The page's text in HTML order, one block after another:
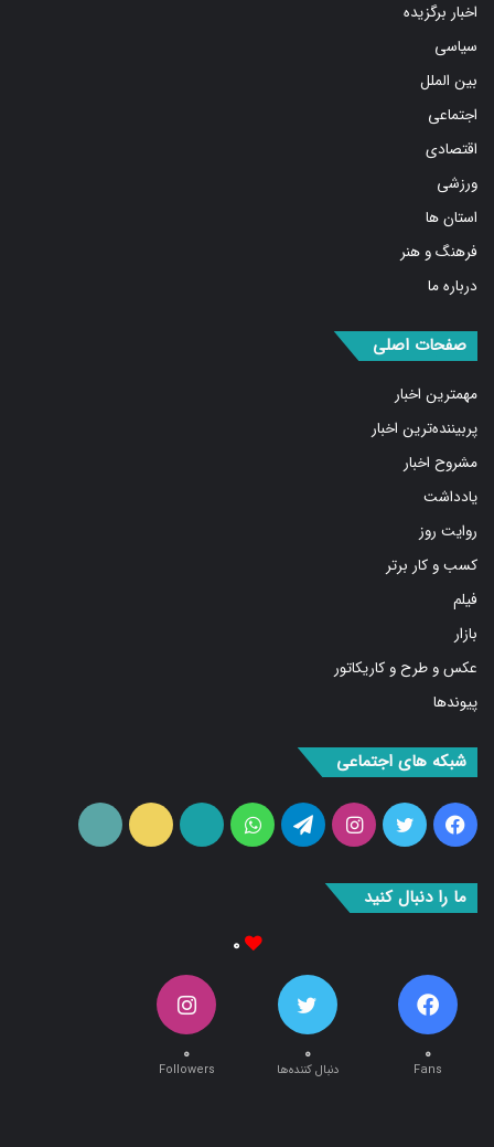
اخبار برگزیده
سیاسی
بین الملل
اجتماعی
اقتصادی
ورزشی
استان ها
فرهنگ و هنر
درباره ما
صفحات اصلی
مهمترین اخبار
پربیننده‌ترین اخبار
مشروح اخبار
یادداشت
روایت روز
کسب و کار برتر
فیلم
بازار
عکس و طرح و کاریکاتور
پیوندها
شبکه های اجتماعی
فیس
توییتر اینستاگرامتلگرام واتس
آپارات ایتا
ما را دنبال کنید
۰
۰
Fans
۰
دنبال کننده‌ها
۰
Followers